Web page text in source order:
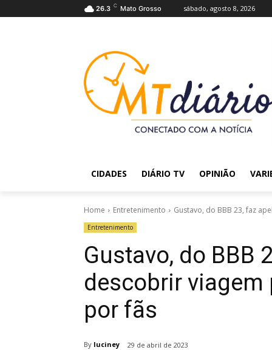
26.3 C Mato Grosso sábado, agosto 8, 2026
CIDADES DIÁRIO TV OPINIÃO
Home Entretenimento Gustavo, do BBB 23, faz
Entretenimento
Gustavo, do BBB
descobrir viagem
por fãs
By luciney 29 de abril de 2023